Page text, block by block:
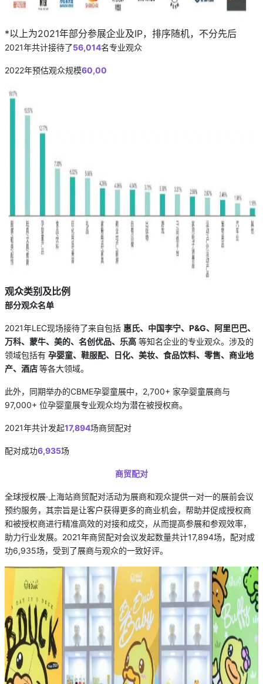
*以上为2021年部分参展企业及IP，排序随机，不分先后
2021年共计接待了56,014名专业观众
2022年预估观众规模60,00
观众类别及比例
部分观众名单
2021年LEC现场接待了来自包括 惠氏、中国李宁、P&G、阿里巴巴、
万科、蒙牛、美的、名创优品、乐高 等知名企业的专业观众。涉及的
领域包括有 孕婴童、鞋服配、日化、美妆、食品饮料、零售、商业地
产、酒店等各大领域。
此外，同期举办的CBME孕婴童展中，2,700+ 家孕婴童展商与
97,000+ 位孕婴童展专业观众均为潜在被授权商。
2021年共计发起17,894场商贸配对
配对成功6,935场
商贸配对
全球授权展·上海站商贸配对活动为展商和观众提供一对一的展前会议
预约服务，其宗旨是让客户获得更多的商业机会，帮助并促成授权商
和被授权商进行精准高效的对接和成交，从而提高参展和参观效率，
助力行业发展。2021年商贸配对会议发起数量共计17,894场，配对成
功6,935场，受到了展商与观众的一致好评。